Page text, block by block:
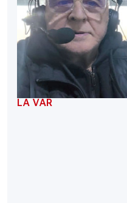
LA VAR